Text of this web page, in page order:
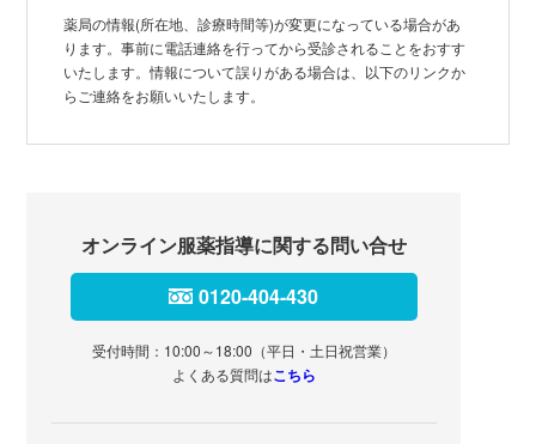
薬局の情報(所在地、診療時間等)が変更になっている場合があ
ります。事前に電話連絡を行ってから受診されることをおすす
いたします。情報について誤りがある場合は、以下のリンクか
らご連絡をお願いいたします。
オンライン服薬指導に関する問い合せ
0120-404-430
受付時間：10:00～18:00（平日・土日祝営業）
よくある質問はこちら